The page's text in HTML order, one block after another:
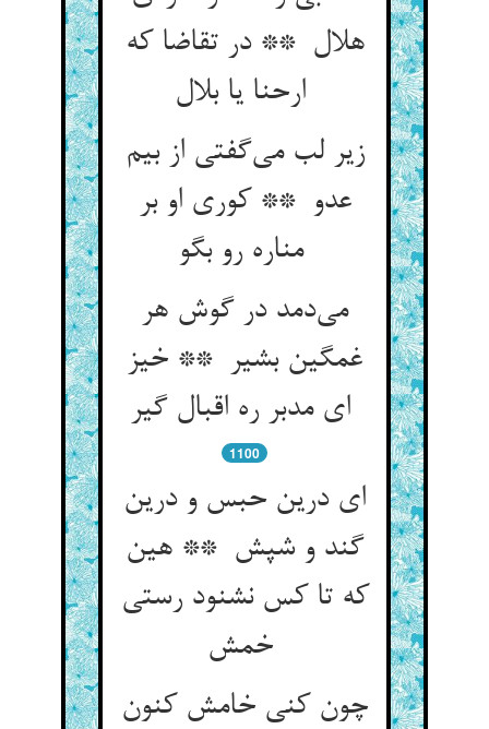
هلال ** در تقاضا که
زیر لب می‌گفتی از بیم
عدو ** کوری او بر
مناره رو بگو
می‌دمد در گوش هر
غمگین بشیر ** خیز
1100
ای درین حبس و درین
گند و شپش ** هین
که تا کس نشنود رستی
چون کنی خامش کنون